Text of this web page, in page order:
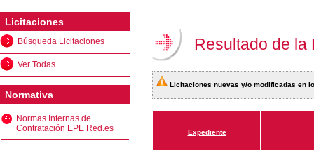
Licitaciones
Búsqueda Licitaciones
Ver Todas
Normativa
Normas Internas de
Contratación EPE Red.es
Resultado de la
Licitaciones nuevas y/o modificadas en
Expediente